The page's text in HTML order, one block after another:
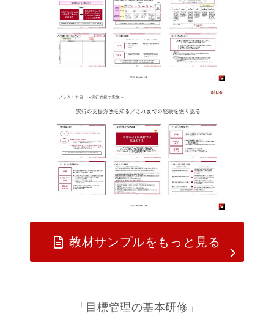
教材サンプルをもっと見る
「目標管理の基本研修」